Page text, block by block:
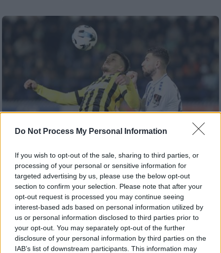
Do Not Process My Personal Information
If you wish to opt-out of the sale, sharing to third parties, or
processing of your personal or sensitive information for
targeted advertising by us, please use the below opt-out
section to confirm your selection. Please note that after your
opt-out request is processed you may continue seeing
interest-based ads based on personal information utilized by
us or personal information disclosed to third parties prior to
your opt-out. You may separately opt-out of the further
disclosure of your personal information by third parties on the
IAB’s list of downstream participants. This information may
Αθλητισμός|15.03.2026 21:50
Ατρόμητος - ΑΕΚ 2-2: Μπλόκο στο
Περιστέρι και τριπλή ισοβαθμία στην
κορυφή της Super League
Χωρίς νικητή έληξε το ματς του Ατρόμητου
με την ΑΕΚ (2-2)